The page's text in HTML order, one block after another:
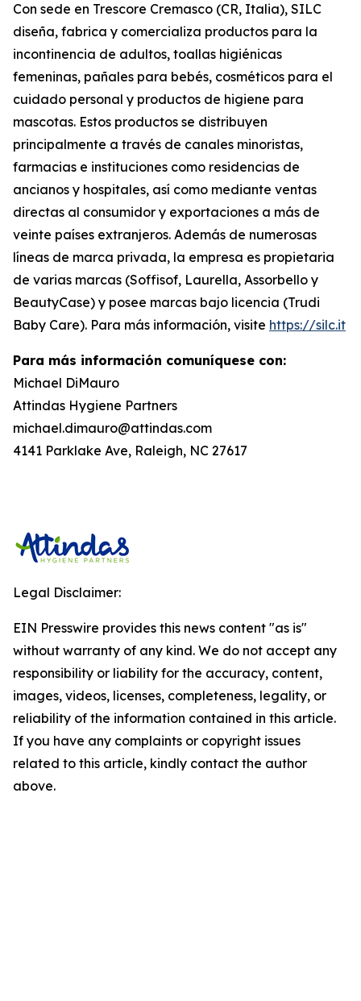
Con sede en Trescore Cremasco (CR, Italia), SILC
diseña, fabrica y comercializa productos para la
incontinencia de adultos, toallas higiénicas
femeninas, pañales para bebés, cosméticos para el
cuidado personal y productos de higiene para
mascotas. Estos productos se distribuyen
principalmente a través de canales minoristas,
farmacias e instituciones como residencias de
ancianos y hospitales, así como mediante ventas
directas al consumidor y exportaciones a más de
veinte países extranjeros. Además de numerosas
líneas de marca privada, la empresa es propietaria
de varias marcas (Soffisof, Laurella, Assorbello y
BeautyCase) y posee marcas bajo licencia (Trudi
Baby Care). Para más información, visite https://silc.it
Para más información comuníquese con:
Michael DiMauro
Attindas Hygiene Partners
michael.dimauro@attindas.com
4141 Parklake Ave, Raleigh, NC 27617
Legal Disclaimer:
EIN Presswire provides this news content "as is"
without warranty of any kind. We do not accept any
responsibility or liability for the accuracy, content,
images, videos, licenses, completeness, legality, or
reliability of the information contained in this article.
If you have any complaints or copyright issues
related to this article, kindly contact the author
above.